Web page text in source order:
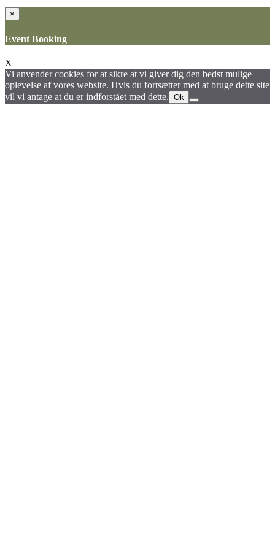
×
Event Booking
X
Vi anvender cookies for at sikre at vi giver dig den bedst mulige
oplevelse af vores website. Hvis du fortsætter med at bruge dette site
vil vi antage at du er indforstået med dette. Ok